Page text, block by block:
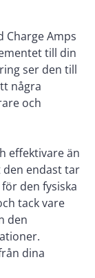
Charge Amps
till din
ser den till
några
och
effektivare än
den endast tar
den fysiska
tack vare
den
dina